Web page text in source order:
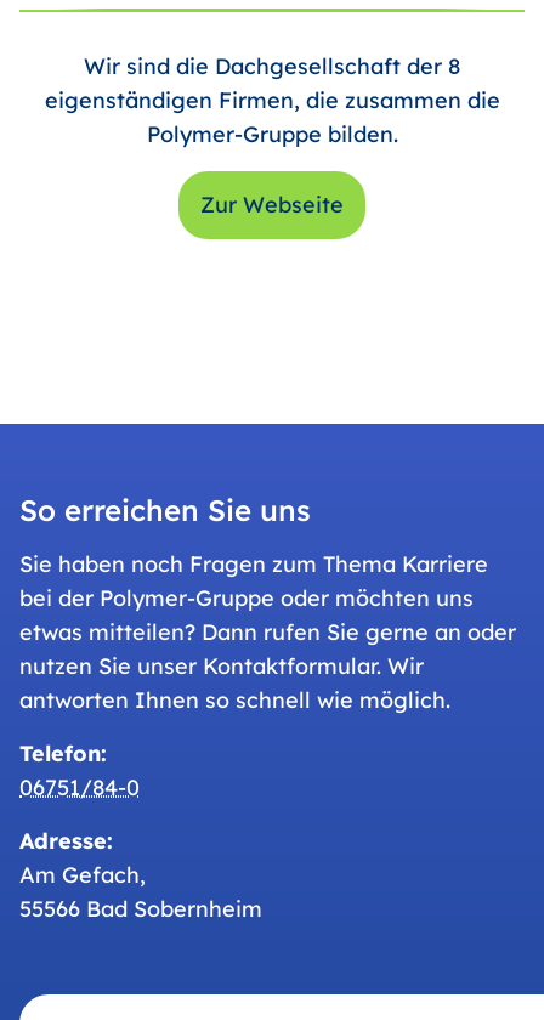
Wir sind die Dachgesellschaft der 8
eigenständigen Firmen, die zusammen die
Polymer-Gruppe bilden.
Zur Webseite
So erreichen Sie uns
Sie haben noch Fragen zum Thema Karriere
bei der Polymer-Gruppe oder möchten uns
etwas mitteilen? Dann rufen Sie gerne an oder
nutzen Sie unser Kontaktformular. Wir
antworten Ihnen so schnell wie möglich.
Telefon:
06751/84-0
Adresse:
Am Gefach,
55566 Bad Sobernheim